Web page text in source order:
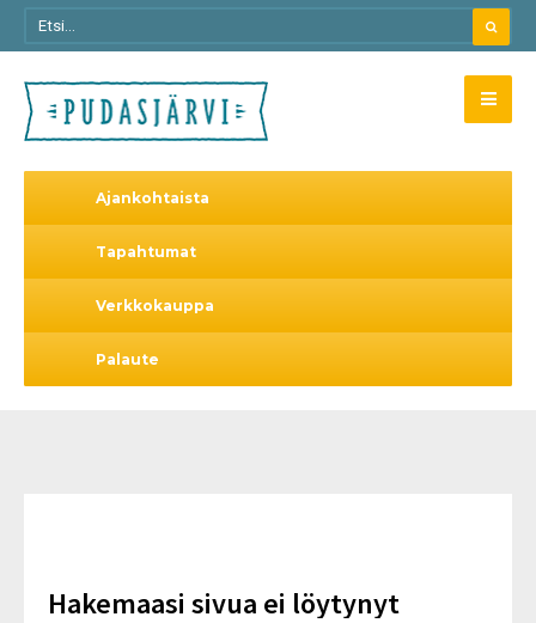
Ajankohtaista
Tapahtumat
Verkkokauppa
Palaute
Hakemaasi sivua ei löytynyt